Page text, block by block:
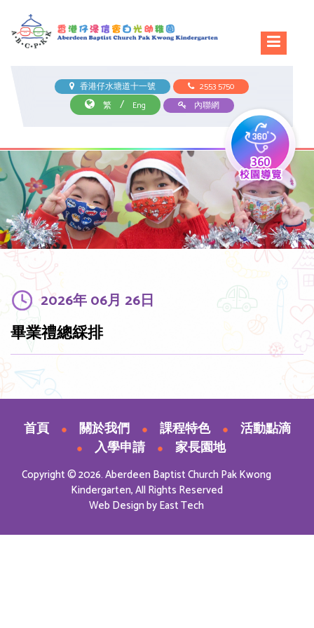
香港仔水塘道十一號
2553 5750
繁
/ Eng 內聯網
2026年 06月 26日
畢業禮總綵排
首頁 關於我們 課程特色
活動點滴
入學申請
家長園地
Copyright © 2026. Aberdeen Baptist Church Pak Kwong
Kindergarten, All Rights Reserved
Web DesignbyEast Tech